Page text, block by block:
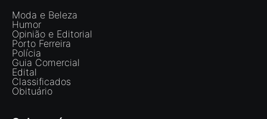
Moda e Beleza
Humor
Opinião e Editorial
Porto Ferreira
Polícia
Guia Comercial
Edital
Classificados
Obituário